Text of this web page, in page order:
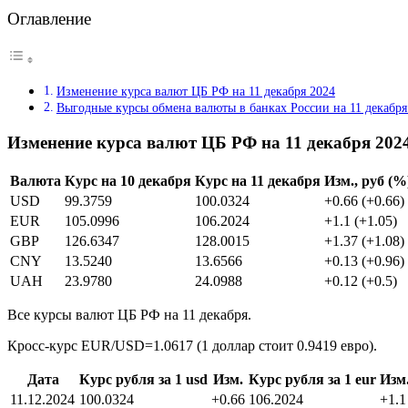
Оглавление
Изменение курса валют ЦБ РФ на 11 декабря 2024
Выгодные курсы обмена валюты в банках России на 11
Изменение курса валют ЦБ РФ на 11 декабря
Валюта Курс на 10 декабря Курс на 11 декабря Изм., руб
USD
99.3759 100.0324
+0.66 (+0.66)
EUR
105.0996 106.2024
+1.1 (+1.05)
GBP
126.6347 128.0015
+1.37 (+1.08)
CNY
13.5240 13.6566
+0.13 (+0.96)
UAH
23.9780 24.0988 +0.12 (+0.5)
Все курсы валют ЦБ РФ на 11 декабря.
Кросс-курс EUR/USD=1.0617 (1 доллар стоит 0.9419 евро).
Дата Курс рубля за 1 usd Изм. Курс рубля за 1 eur
11.12.2024 100.0324 +0.66 106.2024
+1.1